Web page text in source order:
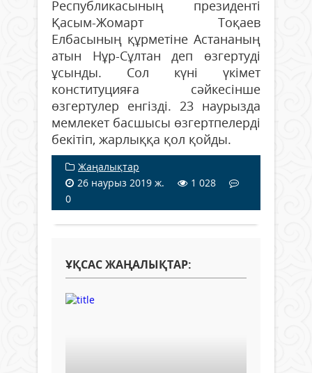
Республикасының президенті
Қасым-Жомарт Тоқаев
Елбасының құрметіне Астананың
атын Нұр-Сұлтан деп өзгертуді
ұсынды. Сол күні үкімет
конституцияға сәйкесінше
өзгертулер енгізді. 23 наурызда
мемлекет басшысы өзгертпелерді
бекітіп, жарлыққа қол қойды.
Жаңалықтар
26 наурыз 2019 ж.
1 028
0
ҰҚСАС ЖАҢАЛЫҚТАР: